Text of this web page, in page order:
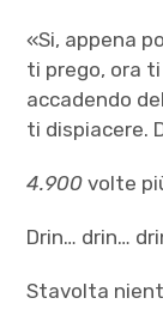
«Si, appena
ti prego, ora
accadendo
ti dispiacere.
4.900 volte
Drin… drin…
Stavolta